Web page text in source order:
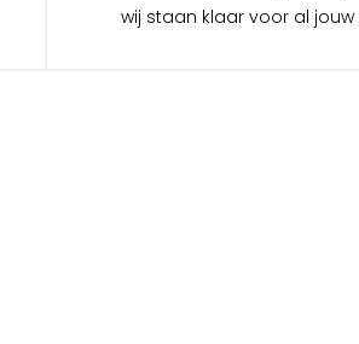
wij staan klaar voor al